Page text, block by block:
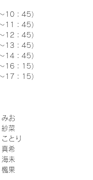
10：45）
11：45）
12：45）
13：45）
14：45）
16：15）
17：15）
みお
紗菜
とり
真希
海未
楓果